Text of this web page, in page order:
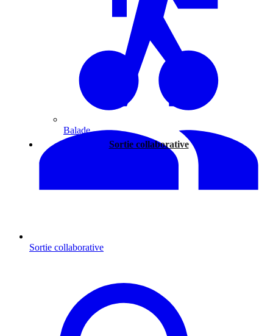
Balade
Sortie collaborative
Sortie collaborative